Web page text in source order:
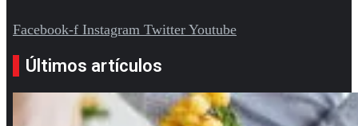
Facebook-f Instagram Twitter Youtube
Últimos artículos